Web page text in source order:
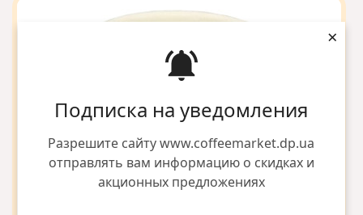
Подписка на уведомления
Разрешите сайту www.coffeemarket.dp.ua
отправлять вам информацию о скидках и
акционных предложениях
×